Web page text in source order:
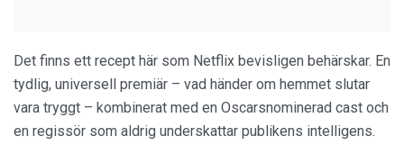
Det finns ett recept här som Netflix bevisligen behärskar. En
tydlig, universell premiär – vad händer om hemmet slutar
vara tryggt – kombinerat med en Oscarsnominerad cast och
en regissör som aldrig underskattar publikens intelligens.